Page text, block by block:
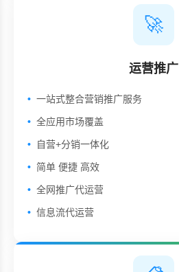
🚀
运营推广
一站式整合营销推广服务
全应用市场覆盖
自营+分销一体化
简单 便捷 高效
全网推广代运营
信息流代运营